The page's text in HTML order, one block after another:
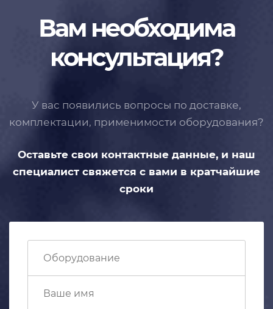
Вам необходима
консультация?
У вас появились вопросы по доставке,
комплектации, применимости оборудования?
Оставьте свои контактные данные, и наш
специалист свяжется с вами в кратчайшие
сроки